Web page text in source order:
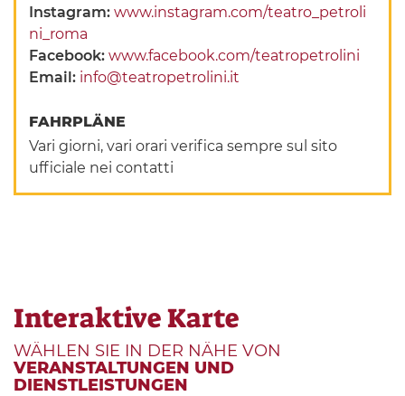
Instagram:www.instagram.com/teatro_petroli
ni_roma
Facebook:www.facebook.com/teatropetrolini
Email: info@teatropetrolini.it
FAHRPLÄNE
Vari giorni, vari orari verifica sempre sul sito
ufficiale nei contatti
Interaktive Karte
WÄHLEN SIE IN DER NÄHE VON
VERANSTALTUNGEN UND
DIENSTLEISTUNGEN